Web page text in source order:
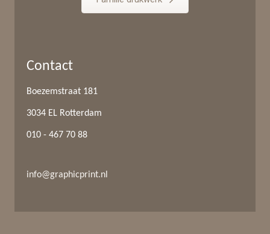
Contact
Boezemstraat 181
3034 EL Rotterdam
010 - 467 70 88
info@graphicprint.nl